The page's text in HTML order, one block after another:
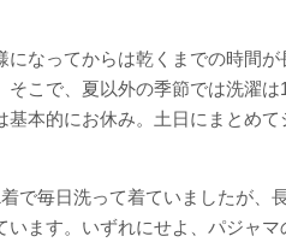
になってからは乾くまでの時間
そこで、夏以外の季節では洗濯
基本的にお休み。土日にまとめ
で毎日洗って着ていましたが、
います。いずれにせよ、パジャ